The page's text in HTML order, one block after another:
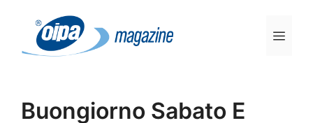
contenuto
Buongiorno Sabato E